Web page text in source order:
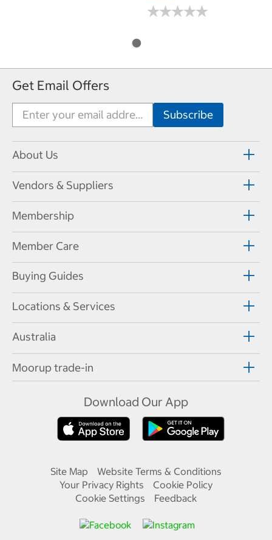
★★★★★
★★★★★
Get Email Offers
About Us
Vendors & Suppliers
Membership
Member Care
Buying Guides
Locations & Services
Australia
Moorup trade-in
Download Our App
Site Map
Website Terms & Conditions
Your Privacy Rights
Cookie Policy
Cookie Settings
Feedback